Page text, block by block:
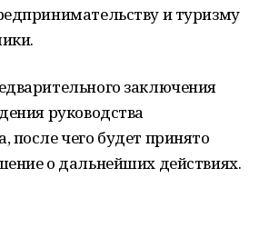
и туризму
заключения
руководства
после чего будет принято
о дальнейших действиях.